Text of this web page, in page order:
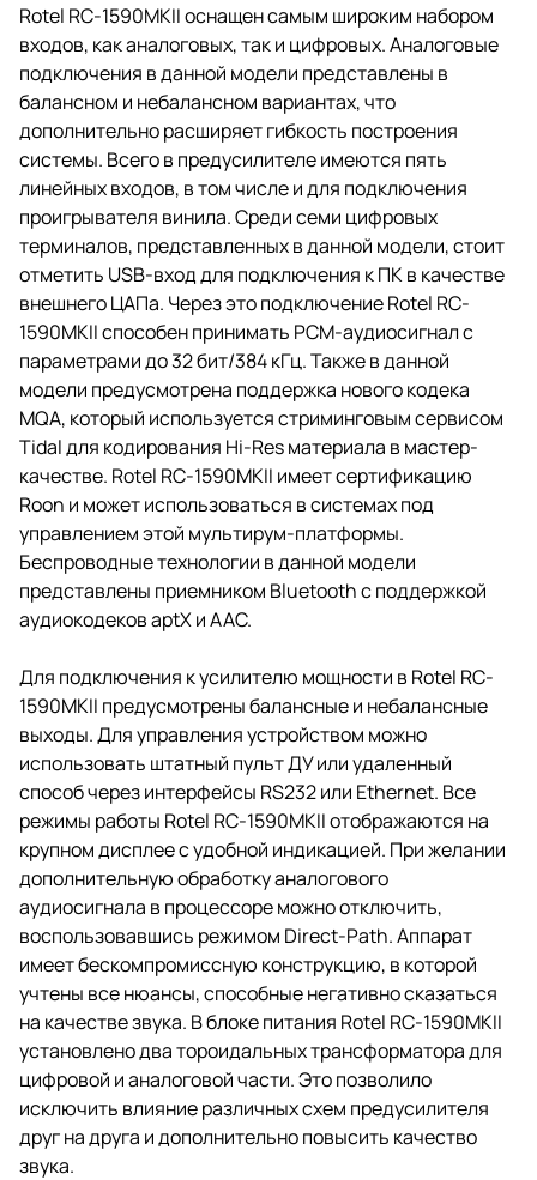
Rotel RC-1590MKII оснащен самым широким набором
входов, как аналоговых, так и цифровых. Аналоговые
подключения в данной модели представлены в
балансном и небалансном вариантах, что
дополнительно расширяет гибкость построения
системы. Всего в предусилителе имеются пять
линейных входов, в том числе и для подключения
проигрывателя винила. Среди семи цифровых
терминалов, представленных в данной модели, стоит
отметить USB-вход для подключения к ПК в качестве
внешнего ЦАПа. Через это подключение Rotel RC-
1590MKII способен принимать PCM-аудиосигнал с
параметрами до 32 бит/384 кГц. Также в данной
модели предусмотрена поддержка нового кодека
MQA, который используется стриминговым сервисом
Tidal для кодирования Hi-Res материала в мастер-
качестве. Rotel RC-1590MKII имеет сертификацию
Roon и может использоваться в системах под
управлением этой мультирум-платформы.
Беспроводные технологии в данной модели
представлены приемником Bluetooth с поддержкой
аудиокодеков aptX и AAC.
Для подключения к усилителю мощности в Rotel RC-
1590MKII предусмотрены балансные и небалансные
выходы. Для управления устройством можно
использовать штатный пульт ДУ или удаленный
способ через интерфейсы RS232 или Ethernet. Все
режимы работы Rotel RC-1590MKII отображаются на
крупном дисплее с удобной индикацией. При желании
дополнительную обработку аналогового
аудиосигнала в процессоре можно отключить,
воспользовавшись режимом Direct-Path. Аппарат
имеет бескомпромиссную конструкцию, в которой
учтены все нюансы, способные негативно сказаться
на качестве звука. В блоке питания Rotel RC-1590MKII
установлено два тороидальных трансформатора для
цифровой и аналоговой части. Это позволило
исключить влияние различных схем предусилителя
друг на друга и дополнительно повысить качество
звука.